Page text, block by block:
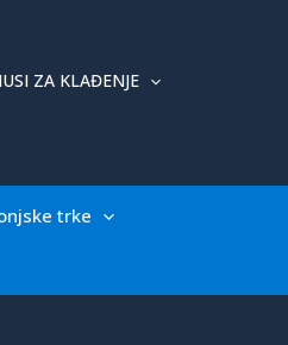
ZA KLAĐENJE
trke